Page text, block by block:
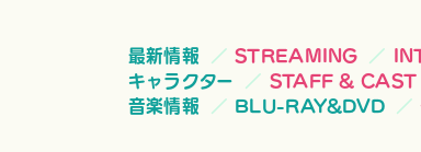
最新情報 STREAMING
キャラクター
STAFF & CAST
音楽情報
BLU-RAY&DVD